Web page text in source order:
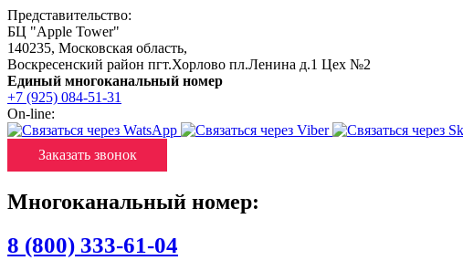
Представительство:
БЦ "Apple Tower"
140235, Московская область,
Воскресенский район пгт.Хорлово пл.Ленина д.1 Цех №2
Единый многоканальный номер
+7 (925) 084-51-31
On-line:
Заказать звонок
Многоканальный номер:
8 (800) 333-61-04